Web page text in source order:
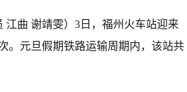
江曲 谢靖雯）3日，福州火车站迎来
。元旦假期铁路运输周期内，该站共